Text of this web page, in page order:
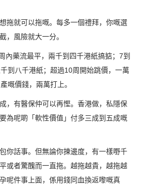
拖就可以拖嘅。每多一個禮拜，你嘅選
，風險就大一分。
內藥流最平，兩千到四千港紙搞掂；7到
到八千港紙；超過10周開始跳價，一萬
嘅價錢，兩萬打上。
，有醫保仲可以再慳。香港做，私隱保
為呢啲「軟性價值」付多三成到五成嘅
你話事。但無論你揀邊度，有一樣嘢千
者驚醜而一直拖。越拖越貴，越拖越
呢件事上面，係用錢同血換返嚟嘅真